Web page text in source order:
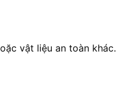
vật liệu an toàn khác.